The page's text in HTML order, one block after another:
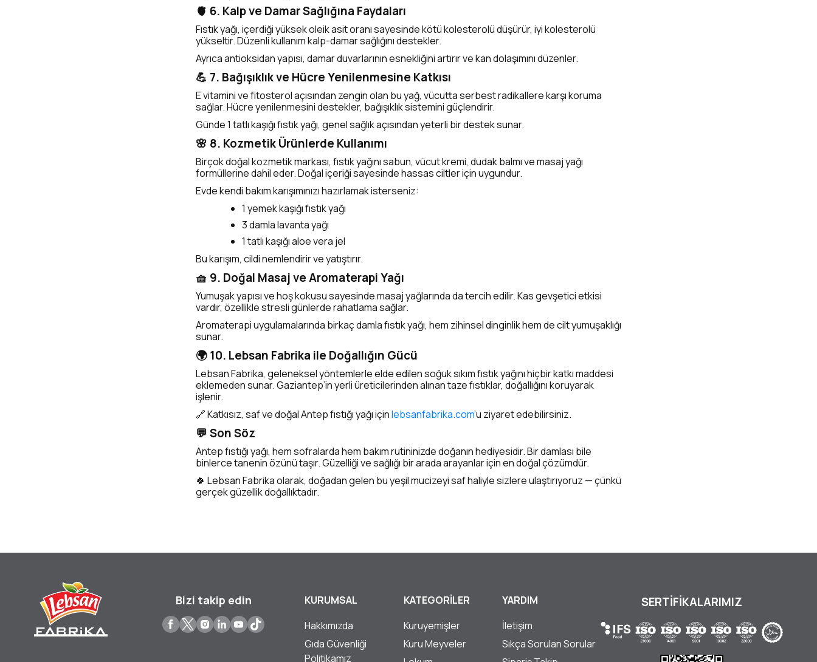
🫀 6. Kalp ve Damar Sağlığına Faydaları
Fıstık yağı, içerdiği yüksek oleik asit oranı sayesinde kötü kolesterolü düşürür, iyi kolesterolü
yükseltir. Düzenli kullanım kalp-damar sağlığını destekler.
Ayrıca antioksidan yapısı, damar duvarlarının esnekliğini artırır ve kan dolaşımını düzenler.
💪 7. Bağışıklık ve Hücre Yenilenmesine Katkısı
E vitamini ve fitosterol açısından zengin olan bu yağ, vücutta serbest radikallere karşı koruma
sağlar. Hücre yenilenmesini destekler, bağışıklık sistemini güçlendirir.
Günde 1 tatlı kaşığı fıstık yağı, genel sağlık açısından yeterli bir destek sunar.
🌸 8. Kozmetik Ürünlerde Kullanımı
Birçok doğal kozmetik markası, fıstık yağını sabun, vücut kremi, dudak balmı ve masaj yağı
formüllerine dahil eder. Doğal içeriği sayesinde hassas ciltler için uygundur.
Evde kendi bakım karışımınızı hazırlamak isterseniz:
1 yemek kaşığı fıstık yağı
3 damla lavanta yağı
1 tatlı kaşığı aloe vera jel
Bu karışım, cildi nemlendirir ve yatıştırır.
🧺 9. Doğal Masaj ve Aromaterapi Yağı
Yumuşak yapısı ve hoş kokusu sayesinde masaj yağlarında da tercih edilir. Kas gevşetici etkisi
vardır, özellikle stresli günlerde rahatlama sağlar.
Aromaterapi uygulamalarında birkaç damla fıstık yağı, hem zihinsel dinginlik hem de cilt yumuşaklığı
sunar.
🌍 10. Lebsan Fabrika ile Doğallığın Gücü
Lebsan Fabrika, geleneksel yöntemlerle elde edilen soğuk sıkım fıstık yağını hiçbir katkı maddesi
eklemeden sunar. Gaziantep’in yerli üreticilerinden alınan taze fıstıklar, doğallığını koruyarak
işlenir.
🔗 Katkısız, saf ve doğal Antep fıstığı yağı içinlebsanfabrika.com’u ziyaret edebilirsiniz.
💬 Son Söz
Antep fıstığı yağı, hem sofralarda hem bakım rutininizde doğanın hediyesidir. Bir damlası bile
binlerce tanenin özünü taşır. Güzelliği ve sağlığı bir arada arayanlar için en doğal çözümdür.
🍀 Lebsan Fabrika olarak, doğadan gelen bu yeşil mucizeyi saf haliyle sizlere ulaştırıyoruz — çünkü
gerçek güzellik doğallıktadır.
Bizi takip edin
KURUMSAL
Hakkımızda
Gıda Güvenliği
Politikamız
KATEGORİLER
Kuruyemişler
Kuru Meyveler
YARDIM
İletişim
Sıkça Sorulan Sorular
SERTİFİKALARIMIZ